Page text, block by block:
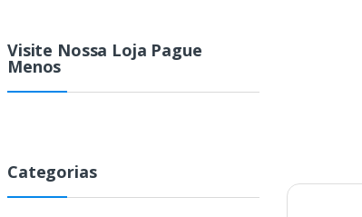
Visite Nossa Loja Pague
Menos
Categorias